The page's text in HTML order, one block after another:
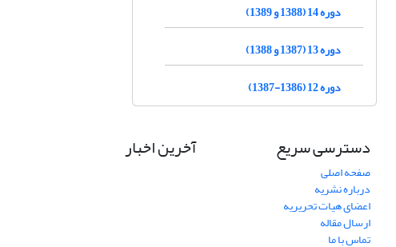
دوره 14 (1388 و 1389)
دوره 13 (1387 و 1388)
دوره 12 (1386-1387)
دسترسی سریع
صفحه اصلی
درباره نشریه
اعضای هیات تحریریه
ارسال مقاله
تماس با ما
آخرین اخبار